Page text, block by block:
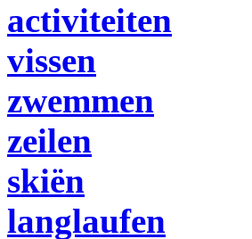
activiteiten
vissen
zwemmen
zeilen
skiën
langlaufen